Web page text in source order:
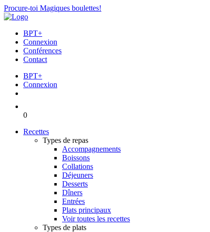
Procure-toi Magiques boulettes!
BPT+
Connexion
Conférences
Contact
BPT+
Connexion
0
Recettes
Types de repas
Accompagnements
Boissons
Collations
Déjeuners
Desserts
Dîners
Entrées
Plats principaux
Voir toutes les recettes
Types de plats